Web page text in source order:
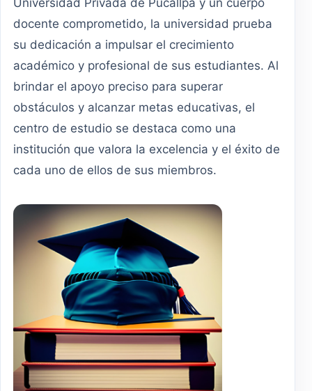
docente comprometido, la universidad prueba
su dedicación a impulsar el crecimiento
académico y profesional de sus estudiantes. Al
brindar el apoyo preciso para superar
obstáculos y alcanzar metas educativas, el
centro de estudio se destaca como una
institución que valora la excelencia y el éxito de
cada uno de ellos de sus miembros.